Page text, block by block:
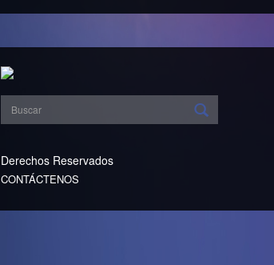
Derechos Reservados
CONTÁCTENOS